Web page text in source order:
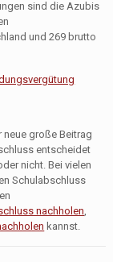
sind die Azubis
und 269 brutto
große Beitrag
entscheidet
nicht. Bei vielen
Schulabschluss
nachholen,
kannst.